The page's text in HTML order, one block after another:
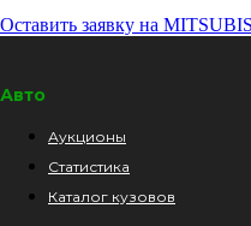
Оставить заявку на
Авто
Аукционы
Статистика
Каталог кузовов